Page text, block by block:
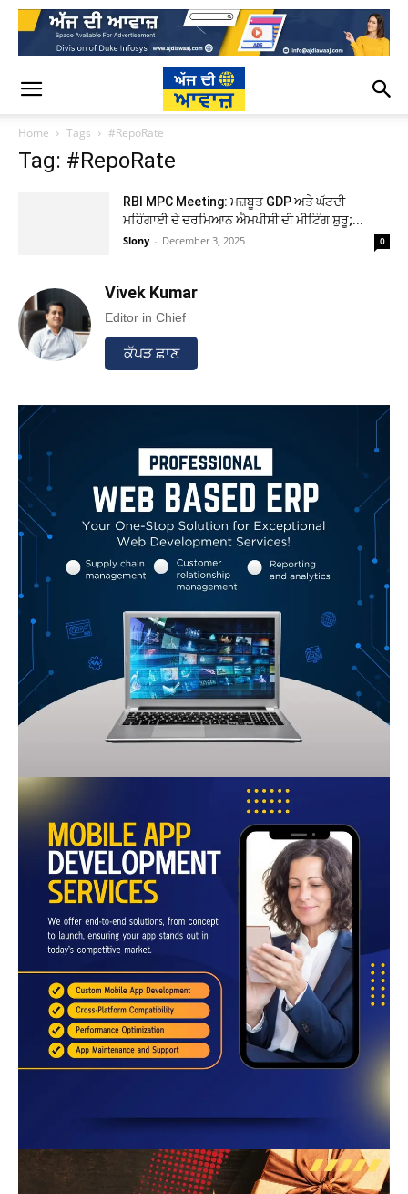
Home Tags #RepoRate
Tag: #RepoRate
RBI MPC Meeting: ਮਜ਼ਬੂਤ GDP ਅਤੇ ਘੱਟਦੀ
ਮਹਿੰਗਾਈ ਦੇ ਦਰਮਿਆਨ ਐਮਪੀਸੀ ਦੀ ਮੀਟਿੰਗ ਸ਼ੁਰੂ;...
Slony - December 3, 2025 0
Vivek Kumar
Editor in Chief
ਕੱਪੜ ਛਾਣ